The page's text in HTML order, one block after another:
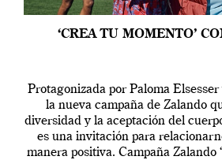
‘CREA TU MOMENTO’
Protagonizada por Paloma
la nueva campaña de Zalando
diversidad y la aceptación del
es una invitación para
manera positiva. Campaña Zalando